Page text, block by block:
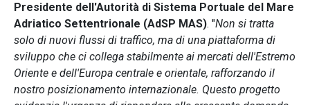
Presidente dell'Autorità di Sistema Portuale del Mare
Adriatico Settentrionale (AdSP MAS). "Non si tratta
solo di nuovi flussi di traffico, ma di una piattaforma di
sviluppo che ci collega stabilmente ai mercati dell'Estremo
Oriente e dell'Europa centrale e orientale, rafforzando il
nostro posizionamento internazionale. Questo progetto